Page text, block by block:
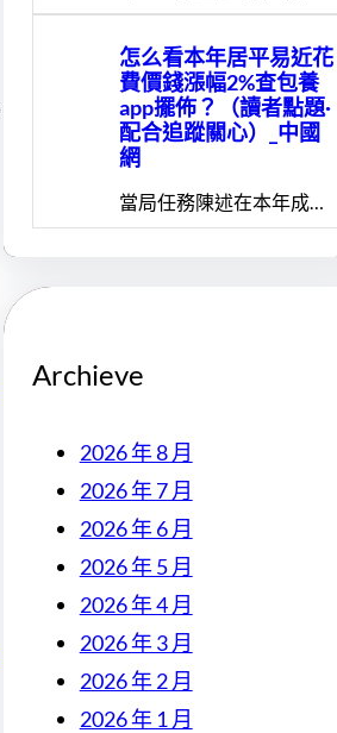
怎么看本年居平易近花
費價錢漲幅2%查包養
app擺佈？（讀者點題·
配合追蹤關心）_中國
網
當局任務陳述在本年成…
Archieve
2026 年 8 月
2026 年 7 月
2026 年 6 月
2026 年 5 月
2026 年 4 月
2026 年 3 月
2026 年 2 月
2026 年 1 月